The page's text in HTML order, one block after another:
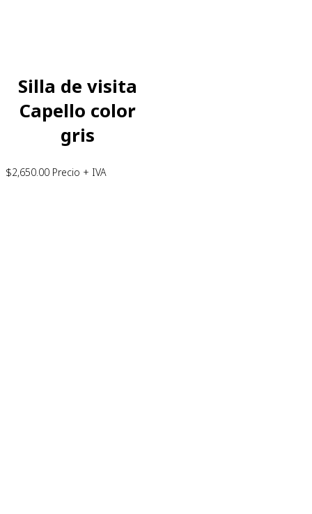
Silla de visita
Capello color
gris
$2,650.00 Precio + IVA